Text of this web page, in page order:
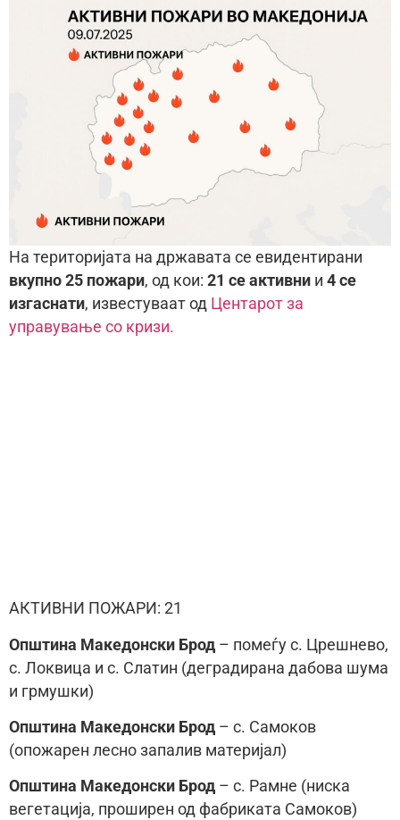
На територијата на државата се евидентирани
вкупно 25 пожари, од кои: 21 се активни и 4 се
изгаснати, известуваат од Центарот за
управување со кризи.
АКТИВНИ ПОЖАРИ: 21
Општина Македонски Брод – помеѓу с. Црешнево,
с. Локвица и с. Слатин (деградирана дабова шума
и грмушки)
Општина Македонски Брод – с. Самоков
(опожарен лесно запалив материјал)
Општина Македонски Брод – с. Рамне (ниска
вегетација, проширен од фабриката Самоков)